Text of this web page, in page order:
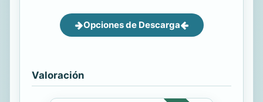
Opciones de Descarga
Valoración